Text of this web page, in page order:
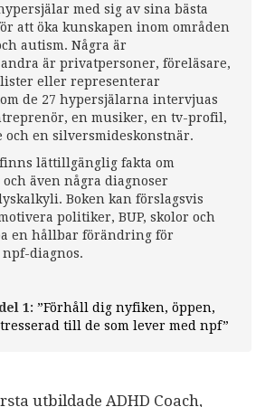
med sig av sina bästa
att öka kunskapen inom områden
autism. Några är
är privatpersoner, föreläsare,
eller representerar
de 27 hypersjälarna intervjuas
en musiker, en tv-profil,
och en silversmideskonstnär.
lättillgänglig fakta om
även några diagnoser
Boken kan förslagsvis
politiker, BUP, skolor och
en hållbar förändring för
diagnos.
1: ”Förhåll dig nyfiken, öppen,
till de som lever med npf”
utbildade ADHD Coach,